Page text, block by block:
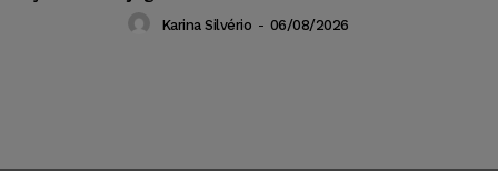
Karina Silvério - 06/08/2026